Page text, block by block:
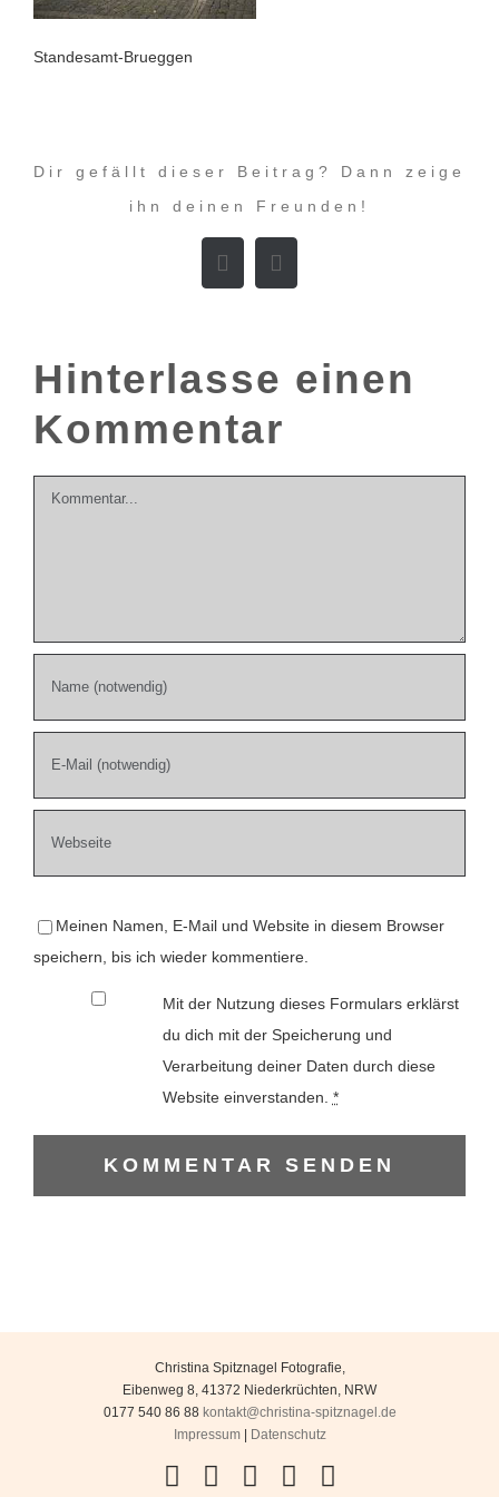
Standesamt-Brueggen
Dir gefällt dieser Beitrag? Dann zeige
ihn deinen Freunden!
Facebook
E-
Mail
Hinterlasse einen
Kommentar
Kommentar
Meinen Namen, E-Mail und Website in diesem Browser
speichern, bis ich wieder kommentiere.
Mit der Nutzung dieses Formulars erklärst
du dich mit der Speicherung und
Verarbeitung deiner Daten durch diese
Website einverstanden. *
Christina Spitznagel Fotografie
Eibenweg 8 41372 Niederkrüchten NRW
0177 540 86 88 kontakt@christina-spitznagel.de
Impressum| Datenschutz
Facebook
Instagram
YouTube
Flickr